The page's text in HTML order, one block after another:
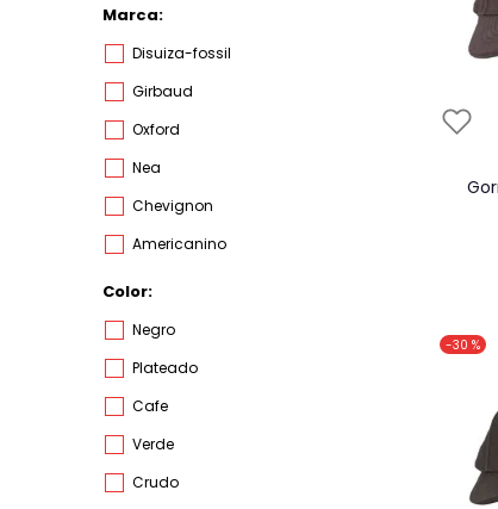
Marca
disuiza-fossil
girbaud
oxford
nea
chevignon
americanino
Color
negro
plateado
cafe
verde
crudo
gorra unisex girbaud
-30 %